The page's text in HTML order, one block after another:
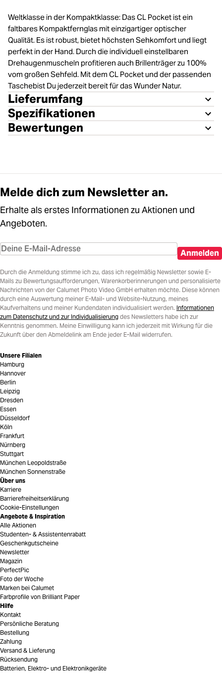
Weltklasse in der Kompaktklasse: Das CL Pocket ist ein
faltbares Kompaktfernglas mit einzigartiger optischer
Qualität. Es ist robust, bietet höchsten Sehkomfort und liegt
perfekt in der Hand. Durch die individuell einstellbaren
Drehaugenmuscheln profitieren auch Brillenträger zu 100%
vom großen Sehfeld. Mit dem CL Pocket und der passenden
Taschebist Du jederzeit bereit für das Wunder Natur.
Lieferumfang
Spezifikationen
Bewertungen
Melde dich zum Newsletter an.
Erhalte als erstes Informationen zu Aktionen und
Angeboten.
Anmelden
Durch die Anmeldung stimme ich zu, dass ich regelmäßig Newsletter sowie E-
Mails zu Bewertungsaufforderungen, Warenkorberinnerungen und personalisierte
Nachrichten von der Calumet Photo Video GmbH erhalten möchte. Diese können
durch eine Auswertung meiner E-Mail- und Website-Nutzung, meines
Kaufverhaltens und meiner Kundendaten individualisiert werden. Informationen
zum Datenschutz und zur Individualisierung des Newsletters habe ich zur
Kenntnis genommen. Meine Einwilligung kann ich jederzeit mit Wirkung für die
Zukunft über den Abmeldelink am Ende jeder E-Mail widerrufen.
Unsere Filialen
Hamburg
Hannover
Berlin
Leipzig
Dresden
Essen
Düsseldorf
Köln
Frankfurt
Nürnberg
Stuttgart
München Leopoldstraße
München Sonnenstraße
Über uns
Karriere
Barrierefreiheitserklärung
Cookie-Einstellungen
Angebote & Inspiration
Alle Aktionen
Studenten- & Assistentenrabatt
Geschenkgutscheine
Newsletter
Magazin
PerfectPic
Foto der Woche
Marken bei Calumet
Farbprofile von Brilliant Paper
Hilfe
Kontakt
Persönliche Beratung
Bestellung
Zahlung
Versand & Lieferung
Rücksendung
Batterien, Elektro- und Elektronikgeräte